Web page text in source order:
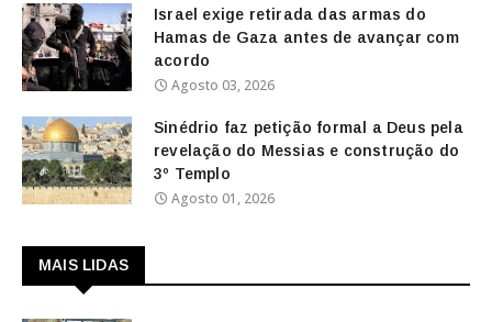
Israel exige retirada das armas do
Hamas de Gaza antes de avançar com
acordo
Agosto 03, 2026
Sinédrio faz petição formal a Deus pela
revelação do Messias e construção do
3º Templo
Agosto 01, 2026
MAIS LIDAS